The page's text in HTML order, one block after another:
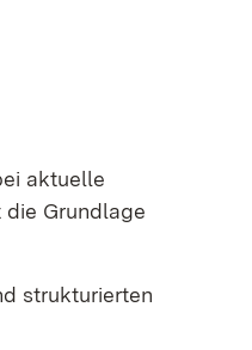
aktuelle
Grundlage
strukturierten